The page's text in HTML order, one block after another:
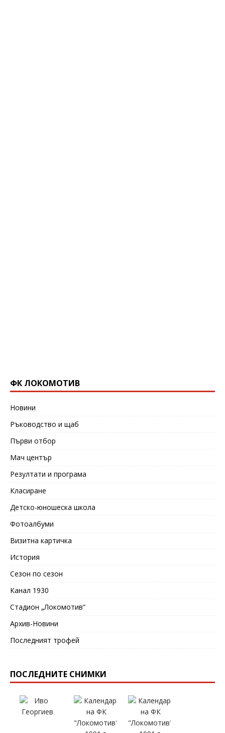
ФК ЛОКОМОТИВ
Новини
Ръководство и щаб
Първи отбор
Мач център
Резултати и програма
Класиране
Детско-юношеска школа
Фотоалбуми
Визитна картичка
История
Сезон по сезон
Канал 1930
Стадион „Локомотив“
Архив-Новини
Последният трофей
ПОСЛЕДНИТЕ СНИМКИ